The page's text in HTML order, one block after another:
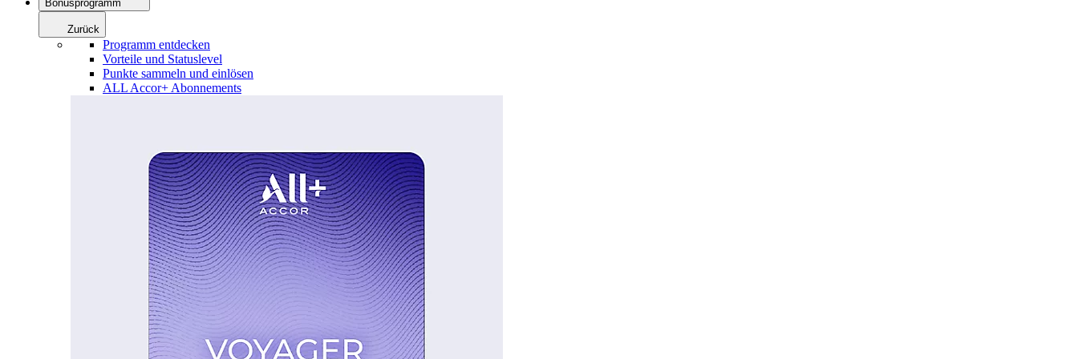
Bonusprogramm
Zurück
Programm entdecken
Vorteile und Statuslevel
Punkte sammeln und einlösen
ALL Accor+ Abonnements